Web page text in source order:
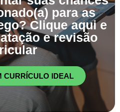
para as
Clique aqui e
e revisão
CURRÍCULO IDEAL